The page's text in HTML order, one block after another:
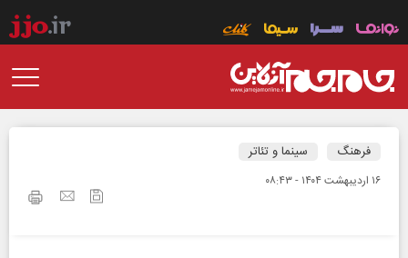
فرهنگ سینما و تئاتر
۱۶ ارديبهشت ۱۴۰۴ - ۰۸:۴۳